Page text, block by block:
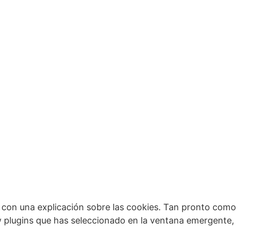
una explicación sobre las cookies. Tan pronto como
que has seleccionado en la ventana emergente,